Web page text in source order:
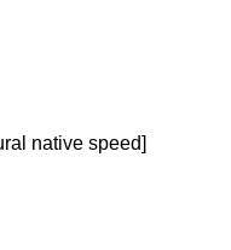
native speed]